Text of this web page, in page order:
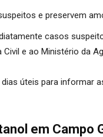
e preservem
casos
Civil e ao Ministério da
úteis para informar
em Campo